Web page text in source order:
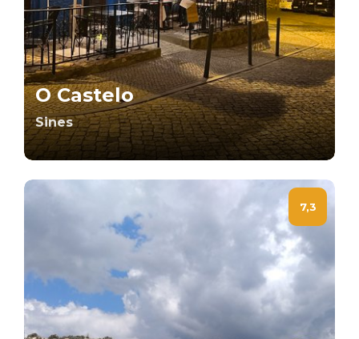
O Castelo
Sines
7,3